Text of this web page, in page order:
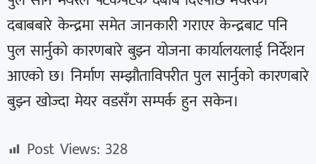
दबाबबारे केन्द्रमा समेत जानकारी गराएर केन्द्रबाट पनि
पुल सार्नुको कारणबारे बुझ्न योजना कार्यालयलाई निर्देशन
आएको छ। निर्माण सम्झौताविपरीत पुल सार्नुको कारणबारे
बुझ्न खोज्दा मेयर वडसँग सम्पर्क हुन सकेन।
Post Views: 328